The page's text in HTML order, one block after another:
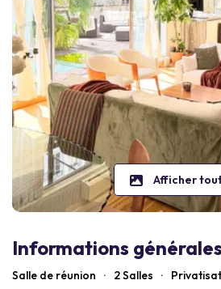
Afficher
Informations générales
Salle de réunion · 2 Salles ·